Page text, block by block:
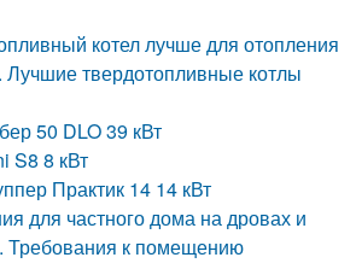
котел лучше для отопления
Лучшие твердотопливные котлы
50 DLO 39 кВт
S8 8 кВт
Практик 14 14 кВт
для частного дома на дровах и
Требования к помещению